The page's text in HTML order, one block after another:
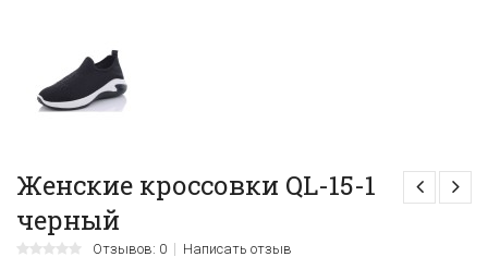
Женские кроссовки QL-15-1
черный
Отзывов: 0 Написать отзыв